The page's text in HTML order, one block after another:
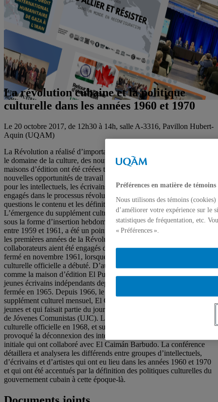
La révolution cubaine et la politique
culturelle dans les années 1960 et 1970
Le 20 octobre 2017, de 12h30 à 14h, salle A-3316, Pavillon Hubert-
Aquin (UQAM)
La Révolution a réalisé d’importantes transformations à Cuba. Dans
le domaine de la culture, des nouvelles institutions, publications et
maisons d’édition ont été créées tout au long des années 1960. Des
nouvelles opportunités de travail et de publication sont apparues
pour les intellectuels, les écrivains et les artistes cubains qui se sont
engagés dans le processus révolutionnaire et qui ont remis en
questions le contenu et les définitions de la politique culturelle.
L’émergence du supplément culturel Lunes de Revolución, diffusé
sous la forme d’insertion hebdomadaire dans le journal Revolución
entre 1959 et 1961, a été un point de repère culturel important dans
les premières années de la Révolution. Cependant, malgré que ses
collaborateurs aient été engagés dans la Révolution, Lunes a été
fermé en novembre 1961, lorsque la définition d’une politique
culturelle officielle a débuté. D’autres publications ont émergé,
comme la maison d’édition El Puente, qui a réuni un groupe de
jeunes écrivains indépendants depuis 1961, mais a également été
fermée en 1965. Depuis 1966, le gouvernement cubain a créé un
supplément culturel mensuel, El Caimán Barbudo, destiné aux
jeunes et qui faisait partie du journal Juventud Rebelde de la Unión
de Jóvenes Comunistas (UJC). Les changements dans la politique
culturelle officielle en 1968, et surtout après 1971, ont également
provoqué la déconnexion des intellectuels et écrivains de l’équipe
initiale qui ont collaboré avec El Caimán Barbudo. La conférence
détaillera et analysera les différends entre groupes d’intellectuels,
d’écrivains et d’artistes qui ont eu lieu dans les années 1960 et 1970
et qui ont été accentués par la définition des politiques culturelles du
gouvernement cubain à cette époque-là.
Préférences en matière de témoins
Nous utilisons des témoins
d’améliorer votre expérience sur le
statistiques de fréquentation, etc.
« Préférences ».